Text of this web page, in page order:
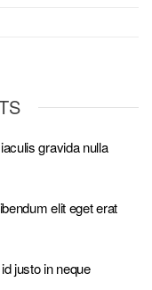
gravida nulla
elit eget erat
justo in neque